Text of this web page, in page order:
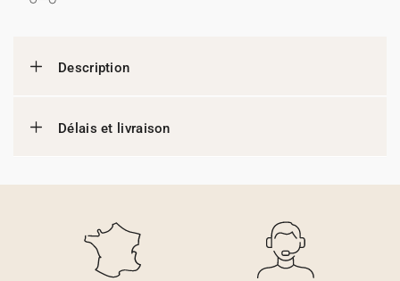
Description
Délais et livraison